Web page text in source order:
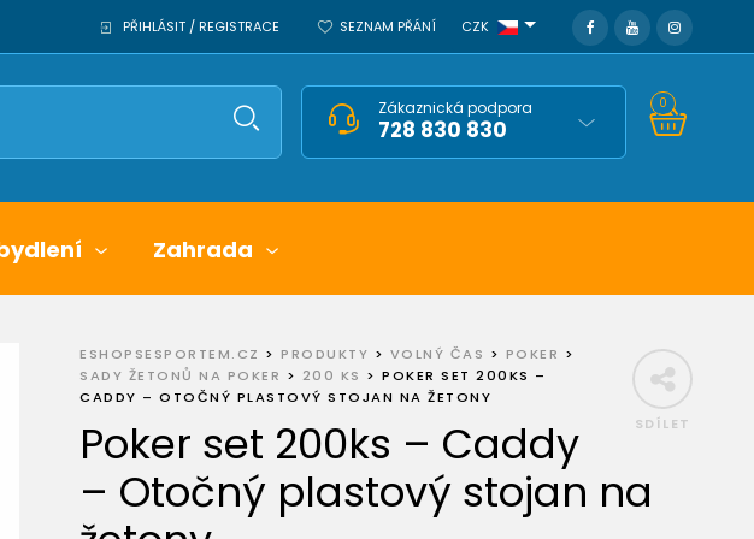
PŘIHLÁSIT / REGISTRACE SEZNAM PŘÁNÍ CZK
Zákaznická podpora
728 830 830
0
Zahrada
SDÍLET
ESHOPSESPORTEM.CZ >PRODUKTY > VOLNÝ ČAS > POKER >
SADY ŽETONŮ NA POKER > 200 KS >POKER SET 200KS –
CADDY – OTOČNÝ PLASTOVÝ STOJAN NA ŽETONY
Poker set 200ks – Caddy
– Otočný plastový stojan na